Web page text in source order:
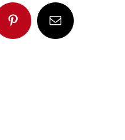
PinterestE-
Mail